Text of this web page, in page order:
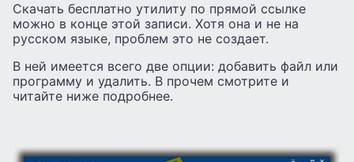
Скачать бесплатно утилиту по прямой ссылке
можно в конце этой записи. Хотя она и не на
русском языке, проблем это не создает.
В ней имеется всего две опции: добавить файл или
программу и удалить. В прочем смотрите и
читайте ниже подробнее.